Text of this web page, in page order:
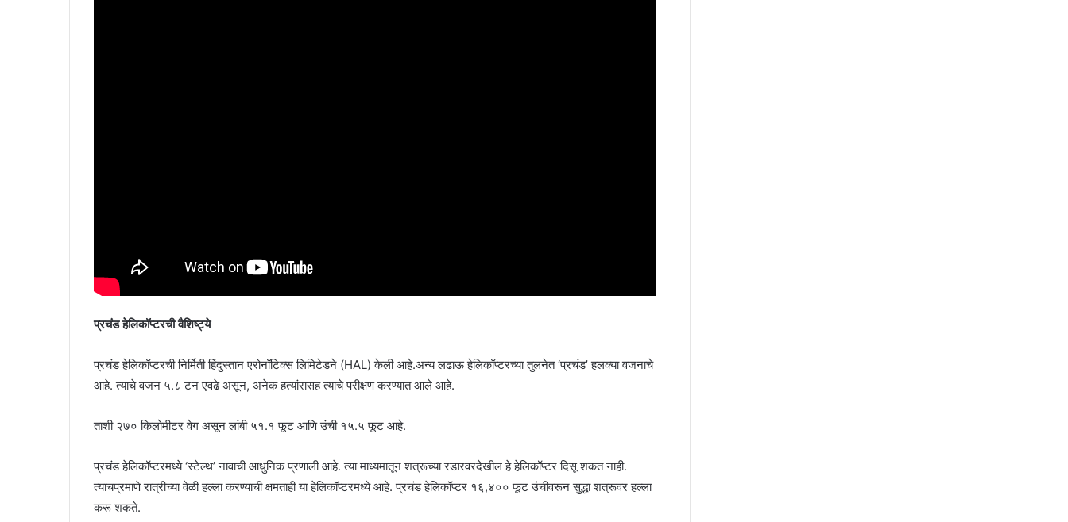
प्रचंड हेलिकॉप्टरची वैशिष्ट्ये
प्रचंड हेलिकॉप्टरची निर्मिती हिंदुस्तान एरोनॉटिक्स लिमिटेडने (HAL) केली आहे.अन्य लढाऊ हेलिकॉप्टरच्या तुलनेत ‘प्रचंड’ हलक्या वजनाचे
आहे. त्याचे वजन ५.८ टन एवढे असून, अनेक हत्यांरासह त्याचे परीक्षण करण्यात आले आहे.
ताशी २७० किलोमीटर वेग असून लांबी ५१.१ फूट आणि उंची १५.५ फूट आहे.
प्रचंड हेलिकॉप्टरमध्ये ‘स्टेल्थ’ नावाची आधुनिक प्रणाली आहे. त्या माध्यमातून शत्रूच्या रडारवरदेखील हे हेलिकॉप्टर दिसू शकत नाही.
त्याचप्रमाणे रात्रीच्या वेळी हल्ला करण्याची क्षमताही या हेलिकॉप्टरमध्ये आहे. प्रचंड हेलिकॉप्टर १६,४०० फूट उंचीवरून सुद्धा शत्रूवर हल्ला
करू शकते.